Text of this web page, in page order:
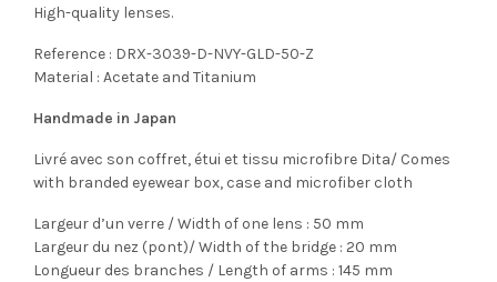
High-quality lenses.
Reference : DRX-3039-D-NVY-GLD-50-Z
Material : Acetate and Titanium
Handmade in Japan
Livré avec son coffret, étui et tissu microfibre Dita/ Comes
with branded eyewear box, case and microfiber cloth
Largeur d’un verre / Width of one lens : 50 mm
Largeur du nez (pont)/ Width of the bridge : 20 mm
Longueur des branches / Length of arms : 145 mm